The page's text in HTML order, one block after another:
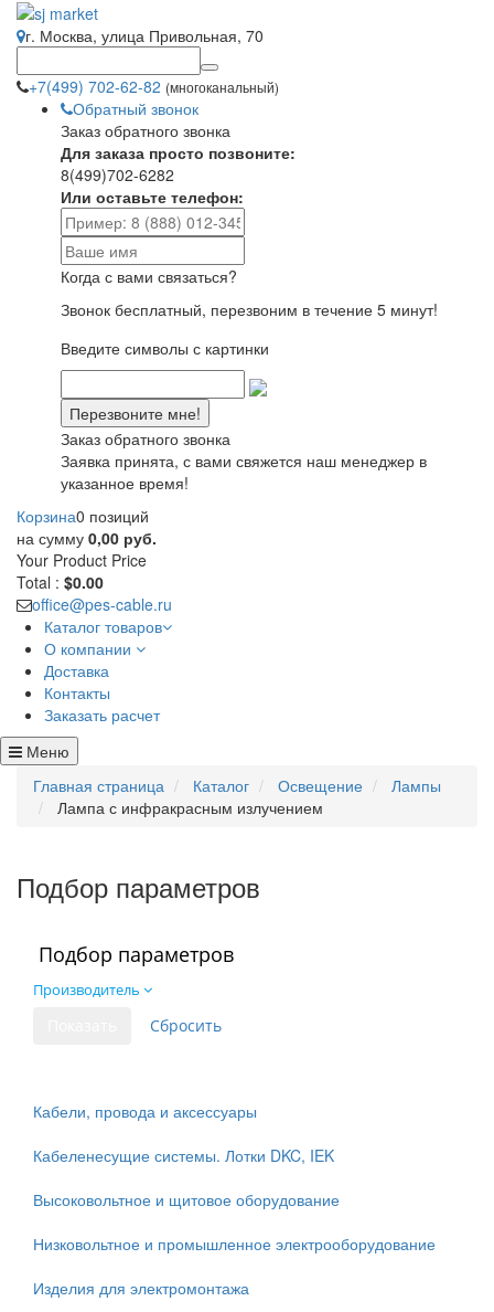
г. Москва, улица Привольная, 70
+7(499) 702-62-82 (многоканальный)
Обратный звонок
Заказ обратного звонка
Для заказа просто позвоните:
8(499)702-6282
Или оставьте телефон:
Когда с вами связаться?
Звонок бесплатный, перезвоним в течение 5 минут!
Введите символы с картинки
Заказ обратного звонка
Заявка принята, с вами свяжется наш менеджер в
указанное время!
Корзина0 позиций
на сумму 0,00 руб.
Your Product Price
Total : $0.00
office@pes-cable.ru
Каталог товаров
О компании
Доставка
Контакты
Заказать расчет
Меню
Главная страница
Каталог Освещение
Лампы
Лампа с инфракрасным излучением
Подбор параметров
Подбор параметров
Производитель
Кабели, провода и аксессуары
Кабеленесущие системы. Лотки DKC, IEK
Высоковольтное и щитовое оборудование
Низковольтное и промышленное электрооборудование
Изделия для электромонтажа